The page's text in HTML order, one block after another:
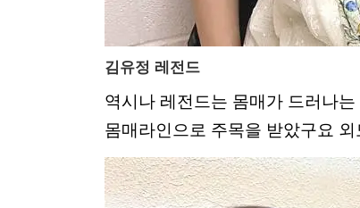
김유정 레전드
역시나 레전드는 몸매가 드러나
몸매라인으로 주목을 받았구요